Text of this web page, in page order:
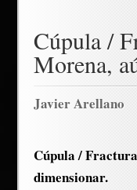
Cúpula /
Morena,
Javier Arellano
Cúpula /
dimensionar.